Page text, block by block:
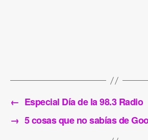
← Especial Día de la 98.3 Radio
→ 5 cosas que no sabías de